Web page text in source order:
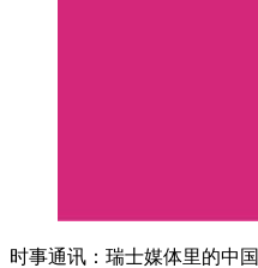
时事通讯：瑞士媒体里的中国